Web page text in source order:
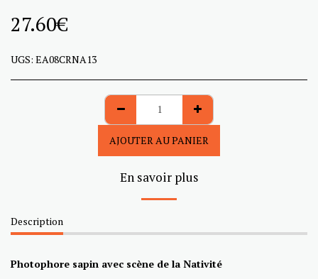
27.60€
UGS: EA08CRNA13
AJOUTER AU PANIER
En savoir plus
Description
Photophore sapin avec scène de la Nativité